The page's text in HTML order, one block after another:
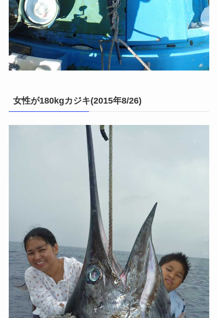
女性が180kgカジキ(2015年8/26)